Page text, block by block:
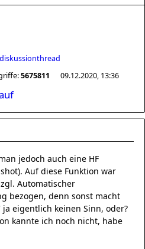
5675811 09.12.2020, 13:36
jedoch auch eine HF
Auf diese Funktion war
Automatischer
bezogen, denn sonst macht
eigentlich keinen Sinn, oder?
kannte ich noch nicht, habe